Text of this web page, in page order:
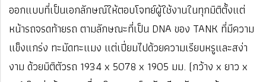
ออกแบบที่เป็นเอกลักษณ์ให้ตอบโจทย์ผู้ใช้งานในทุกมิติตั้งแต่
หน้ารถจรดท้ายรถ ตามลักษณะที่เป็น DNA ของ TANK ที่มีความ
แข็งแกร่ง ทะมัดทะแมง แต่เปี่ยมไปด้วยความเรียบหรูและสง่า
งาม ด้วยมิติตัวรถ 1934 x 5078 x 1905 มม. (กว้าง x ยาว x